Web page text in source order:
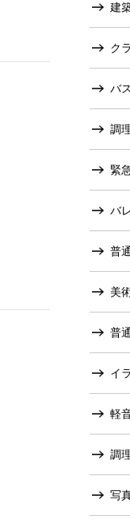
建
ク
バ
調
緊
バ
普
美
普
イ
軽
調
写